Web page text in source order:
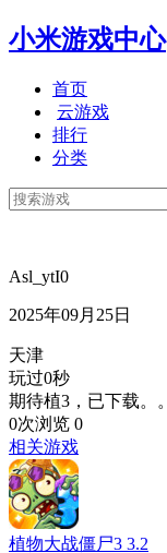
小米游戏中心
首页
云游戏
排行
分类
Asl_ytI0
2025年09月25日
天津
玩过0秒
期待植3，已下载。。
0次浏览 0
相关游戏
植物大战僵尸3 3.2